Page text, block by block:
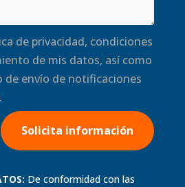
de privacidad, condiciones
de mis datos, así como
envío de notificaciones
Solicita información
De conformidad con las